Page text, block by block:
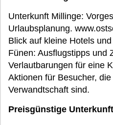
Unterkunft Millinge:
Urlaubsplanung.
Blick auf kleine Hotels
Fünen: Ausflugstipps und
Verlautbarungen für eine
Aktionen für Besucher,
Verwandtschaft sind.
Preisgünstige